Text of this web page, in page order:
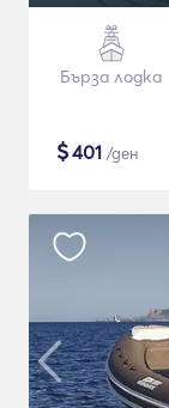
Бърза лодка
$401 /ден